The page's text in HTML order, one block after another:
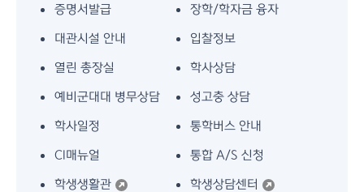
증명서발급 장학/학자금 융자
대관시설 안내 입찰정보
열린 총장실 학사상담
예비군대대 병무상담 성고충 상담
학사일정 통학버스 안내
CI매뉴얼 통합 A/S 신청
학생생활관 학생상담센터